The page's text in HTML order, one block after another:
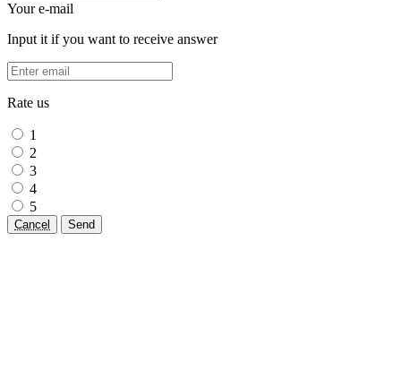
Your e-mail
Input it if you want to receive answer
Rate us
1
2
3
4
5
Cancel Send